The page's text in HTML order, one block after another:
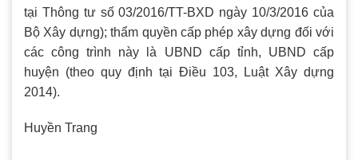
tại Thông tư số 03/2016/TT-BXD ngày 10/3/2016 của
Bộ Xây dựng); thẩm quyền cấp phép xây dựng đối với
các công trình này là UBND cấp tỉnh, UBND cấp
huyện (theo quy định tại Điều 103, Luật Xây dựng
2014).
Huyền Trang